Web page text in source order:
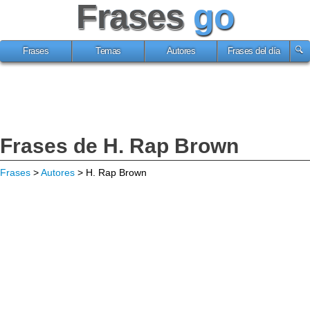
Frases go
Frases Temas Autores Frases del día
Frases de H. Rap Brown
Frases >Autores > H. Rap Brown